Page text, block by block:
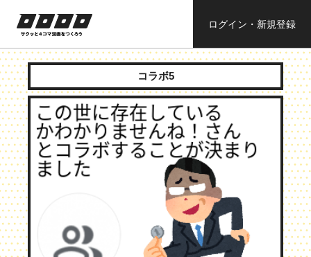
サクッと４コ
ママンガを作
ろう
ログイン・新規登録
コラボ5